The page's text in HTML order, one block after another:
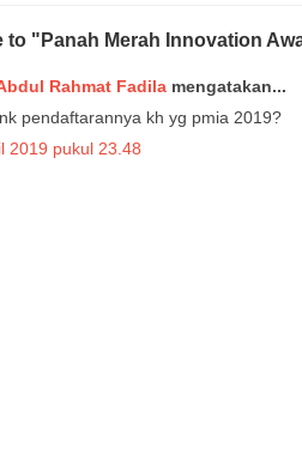
to "Panah Merah Innovation
Rahmat Fadila mengatakan...
pendaftarannya kh yg pmia 2019?
2019 pukul 23.48